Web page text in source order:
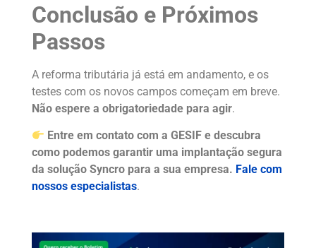
Conclusão e Próximos
Passos
A reforma tributária já está em andamento, e os
testes com os novos campos começam em breve.
Não espere a obrigatoriedade para agir.
Entre em contato com a GESIF e descubra
como podemos garantir uma implantação segura
da solução Syncro para a sua empresa. Fale com
nossos especialistas.